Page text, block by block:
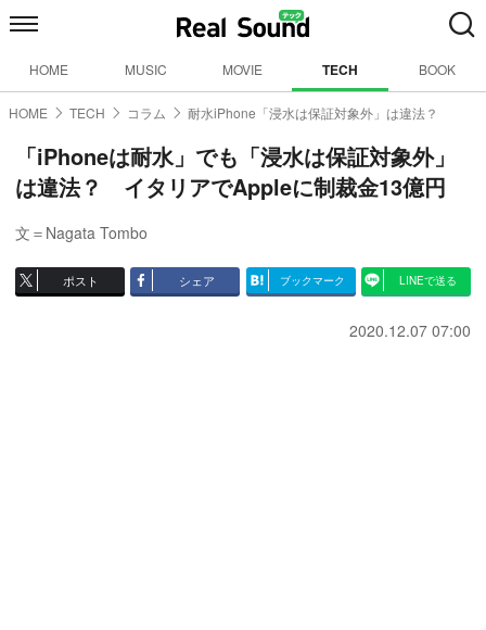
HOME MUSIC MOVIE TECH BOOK
HOME TECH コラム 耐水iPhone「浸水は保証対象外」は違法？
「iPhoneは耐水」でも「浸水は保証対象外」
は違法？ イタリアでAppleに制裁金13億円
文＝Nagata Tombo
ポスト シェア ブックマーク LINEで送る
2020.12.07 07:00